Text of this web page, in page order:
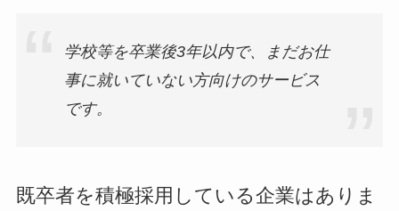
学校等を卒業後3年以内で、まだお仕
事に就いていない方向けのサービス
です。
既卒者を積極採用している企業はありま